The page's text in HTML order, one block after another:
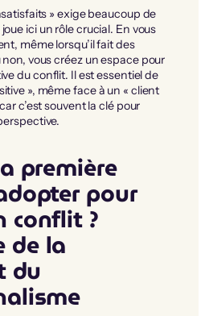
» exige beaucoup de
ici un rôle crucial. En vous
même lorsqu’il fait des
vous créez un espace pour
du conflit. Il est essentiel de
», même face à un « client
c’est souvent la clé pour
première
pour
conflit ?
de la
du